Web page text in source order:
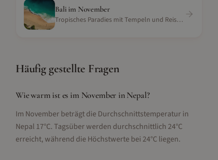
Baliim November
Tropisches Paradies mit Tempeln und Reisterrassen
Häufig gestellte Fragen
Wie warm ist es im November in Nepal?
Im November beträgt die Durchschnittstemperatur in
Nepal 17°C. Tagsüber werden durchschnittlich 24°C
erreicht, während die Höchstwerte bei 24°C liegen.